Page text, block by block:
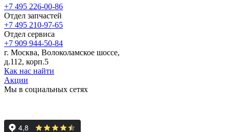
+7 495 226-00-86
Отдел запчастей
+7 495 210-97-65
Отдел сервиса
+7 909 944-50-84
г. Москва, Волоколамское шоссе,
д.112, корп.5
Как нас найти
Акции
Мы в социальных сетях